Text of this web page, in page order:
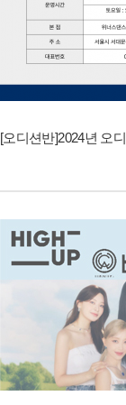
[오디션반]2024년 오